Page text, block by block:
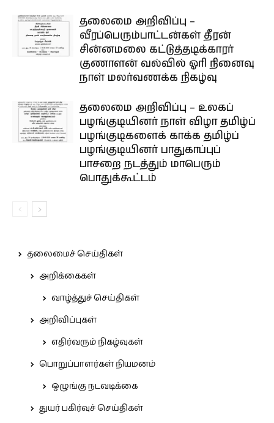
தலைமை அறிவிப்பு –
வீரப்பெரும்பாட்டன்கள் தீரன்
சின்னமலை கட்டுத்தடிக்காரர்
குணாளன் வல்வில் ஓரி நினைவு
நாள் மலர்வணக்க நிகழ்வு
தலைமை அறிவிப்பு – உலகப்
பழங்குடியினர் நாள் விழா தமிழ்ப்
பழங்குடிகளைக் காக்க தமிழ்ப்
பழங்குடியினர் பாதுகாப்புப்
பாசறை நடத்தும் மாபெரும்
பொதுக்கூட்டம்
தலைமைச் செய்திகள்
அறிக்கைகள்
வாழ்த்துச் செய்திகள்
அறிவிப்புகள்
எதிர்வரும் நிகழ்வுகள்
பொறுப்பாளர்கள் நியமனம்
ஒழுங்கு நடவடிக்கை
துயர் பகிர்வுச் செய்திகள்